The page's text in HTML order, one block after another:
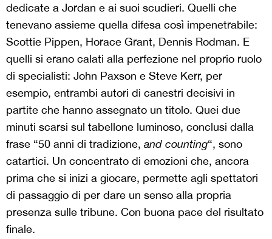
dedicate a Jordan e ai suoi scudieri. Quelli che
tenevano assieme quella difesa così impenetrabile:
Scottie Pippen, Horace Grant, Dennis Rodman. E
quelli si erano calati alla perfezione nel proprio ruolo
di specialisti: John Paxson e Steve Kerr, per
esempio, entrambi autori di canestri decisivi in
partite che hanno assegnato un titolo. Quei due
minuti scarsi sul tabellone luminoso, conclusi dalla
frase “50 anni di tradizione,and counting“, sono
catartici. Un concentrato di emozioni che, ancora
prima che si inizi a giocare, permette agli spettatori
di passaggio di per dare un senso alla propria
presenza sulle tribune. Con buona pace del risultato
finale.